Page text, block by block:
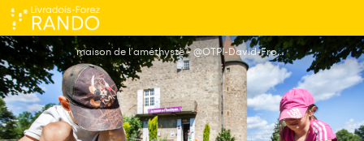
Maison de l'Améthyste
maison de l'améthyste - @OTPI-David-Frobert